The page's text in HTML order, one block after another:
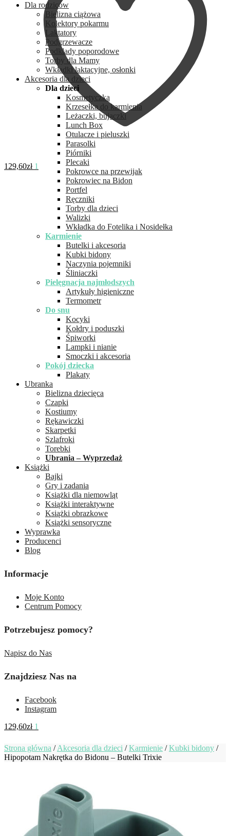
129,60zł 1
Dla rodziców
Bielizna ciążowa
Kolektory pokarmu
Laktatory
Podgrzewacze
Podkłady poporodowe
Torby dla Mamy
Wkładki laktacyjne, osłonki
Akcesoria dla dzieci
Dla dzieci
Kosmetyczka
Krzesełka do karmienia
Leżaczki, bujaczki
Lunch Box
Otulacze i pieluszki
Parasolki
Piórniki
Plecaki
Pokrowce na przewijak
Pokrowiec na Bidon
Portfel
Ręczniki
Torby dla dzieci
Walizki
Wkładka do Fotelika i Nosidełka
Karmienie
Butelki i akcesoria
Kubki bidony
Naczynia pojemniki
Śliniaczki
Pielęgnacja najmłodszych
Artykuły higieniczne
Termometr
Do snu
Kocyki
Kołdry i poduszki
Śpiworki
Lampki i nianie
Smoczki i akcesoria
Pokój dziecka
Plakaty
Ubranka
Bielizna dziecięca
Czapki
Kostiumy
Rękawiczki
Skarpetki
Szlafroki
Torebki
Ubrania – Wyprzedaż
Książki
Bajki
Gry i zadania
Książki dla niemowląt
Książki interaktywne
Książki obrazkowe
Książki sensoryczne
Wyprawka
Producenci
Blog
Informacje
Moje Konto
Centrum Pomocy
Potrzebujesz pomocy?
Napisz do Nas
Znajdziesz Nas na
Facebook
Instagram
129,60zł 1
Strona główna /Akcesoria dla dzieci /Karmienie /Kubki bidony /
Hipopotam Nakrętka do Bidonu – Butelki Trixie